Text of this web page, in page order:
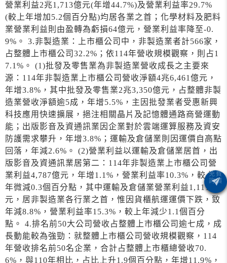
營業利益2兆1,713億元(年增44.7%)及營業利益率29.7%
(較上年增加5.2個百分點)均居各業之首；化學材料及肥料
業營業利益則由盈轉為虧損64億元，營業利益率降至-0.
9%。 3.非製造業：上市櫃公司中，非製造業者計566家，
占整體上市櫃公司32.2%；依114年營收規模觀察，則占1
7.1%。 (1)批發及零售業為非製造業營收成長之主要來
源：114年非製造業上市櫃公司營收淨額4兆6,461億元，
年增3.8%，其中批發及零售業2兆3,350億元，占整體非製
造業營收淨額逾5成，年增5.5%，主因批發業者受惠新興
科技應用快速擴展，挹注相關晶片及記憶體通路商營運動
能；出版影音及資通訊業因企業對於雲端運算服務及資安
防護需求攀升，年增3.8%；運輸及倉儲業則因運價自高點
回落，年減2.6%。 (2)營業利益以運輸及倉儲業居首，出
版影音及資通訊業居第二：114年非製造業上市櫃公司營
業利益4,787億元，年增1.1%，營業利益率10.3%，較上
年微減0.3個百分點，其中運輸及倉儲業營業利益1,111億
元，居非製造業各行業之首，惟因貨櫃航運運價下跌，致
年減8.8%，營業利益率15.3%，較上年減少1.1個百分
點。 4.排名前50大公司營收占整體上市櫃公司逾七成，成
長動能較為強勁：就整體上市櫃公司營收規模觀察，114
年營收排名前50名企業，合計占整體上市櫃總營收70.
6%，與110年相比，占比上升1.9個百分點，年增11.9%，